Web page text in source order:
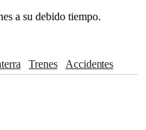
a su debido tiempo.
Trenes
accidentes